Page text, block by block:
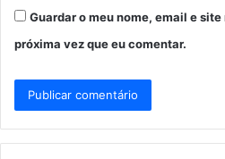
Guardar o meu nome, email e
próxima vez que eu comentar.